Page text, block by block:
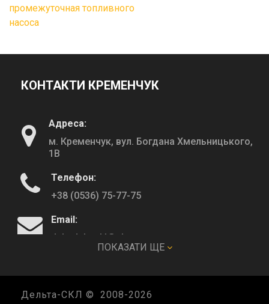
промежуточная топливного
насоса
КОНТАКТИ КРЕМЕНЧУК
Адреса:
м. Кременчук, вул. Богдана Хмельницького,
1В
Телефон:
+38 (0536) 75-77-75
Email:
deltadeltaskl@ukr.net
КОНТАКТИ ПОЛТАВА
ПОКАЗАТИ ЩЕ
Дельта-СКЛ © 2008-2026